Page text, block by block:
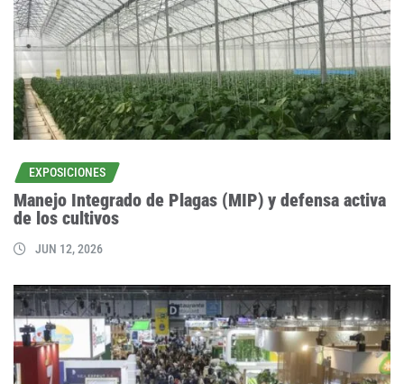
EXPOSICIONES
Manejo Integrado de Plagas (MIP) y defensa activa
de los cultivos
JUN 12, 2026